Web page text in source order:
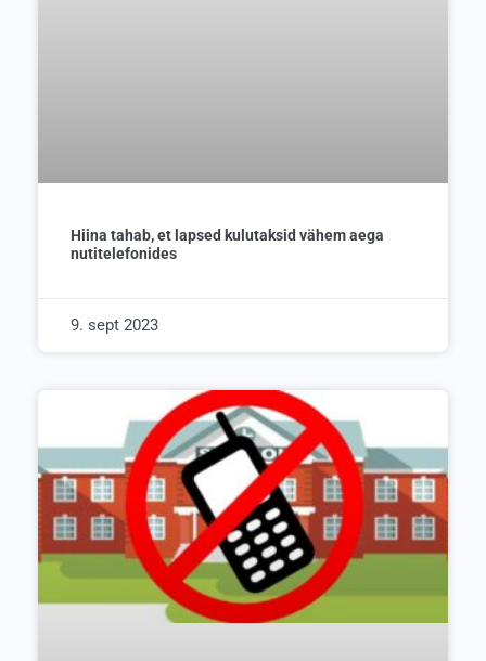
Hiina tahab, et lapsed kulutaksid vähem aega
nutitelefonides
9. sept 2023